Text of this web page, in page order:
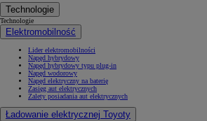
Technologie
Technologie
Elektromobilność
Lider elektromobilności
Napęd hybrydowy
Napęd hybrydowy typu plug-in
Napęd wodorowy
Napęd elektryczny na baterię
Zasięg aut elektrycznych
Zalety posiadania aut elektrycznych
Ładowanie elektrycznej Toyoty